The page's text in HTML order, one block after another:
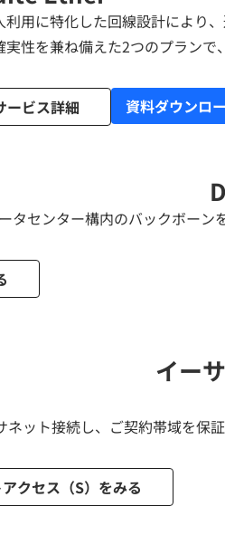
利用に特化した回線設計により
実性を兼ね備えた2つのプラン
ービス詳細 資料ダウンロ
タセンター構内のバックボー
イー
ット接続し、ご契約帯域を保
クセス（S）をみる